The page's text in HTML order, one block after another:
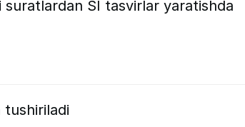
SI tasvirlar yaratishda
tushiriladi